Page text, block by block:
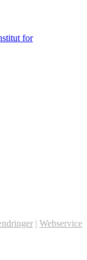
for
| Webservice